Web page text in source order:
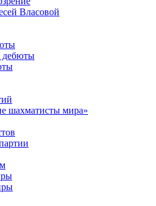
Власовой
дебюты
шахматисты мира»